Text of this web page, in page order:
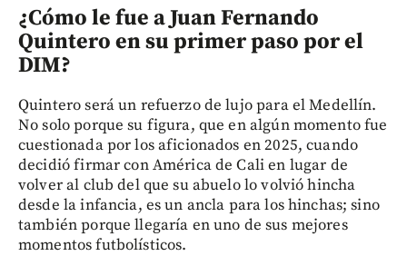
¿Cómo le fue a Juan Fernando
Quintero en su primer paso por el
DIM?
Quintero será un refuerzo de lujo para el Medellín.
No solo porque su figura, que en algún momento fue
cuestionada por los aficionados en 2025, cuando
decidió firmar con América de Cali en lugar de
volver al club del que su abuelo lo volvió hincha
desde la infancia, es un ancla para los hinchas; sino
también porque llegaría en uno de sus mejores
momentos futbolísticos.